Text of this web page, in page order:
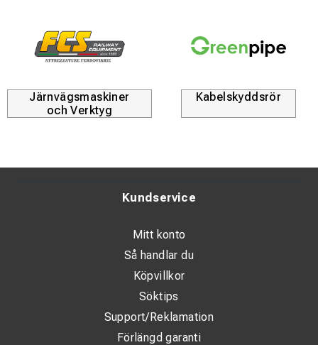
Järnvägsmaskiner
och Verktyg
Kabelskyddsrör
Kundservice
Mitt konto
Så handlar du
Köpvillkor
Söktips
Support/Reklamation
Förlängd garanti